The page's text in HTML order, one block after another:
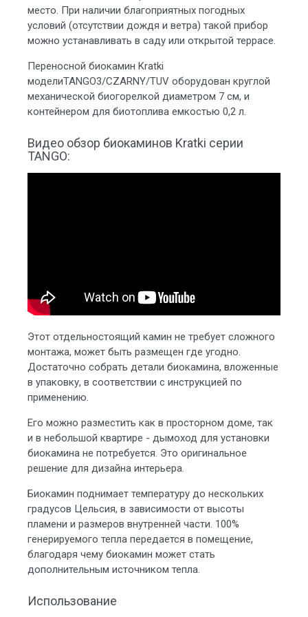
место. При наличии благоприятных погодных
условий (отсутствии дождя и ветра) такой прибор
можно устанавливать в саду или открытой террасе.
Переносной биокамин Kratki
моделиTANGO3/CZARNY/TUV оборудован круглой
механической биогорелкой диаметром 7 см, и
контейнером для биотоплива емкостью 0,2 л.
Видео обзор биокаминов Kratki серии
TANGO:
Этот отдельностоящий камин не требует сложного
монтажа, может быть размещен где угодно.
Достаточно собрать детали биокамина, вложенные
в упаковку, в соответствии с инструкцией по
применению.
Его можно разместить как в просторном доме, так
и в небольшой квартире - дымоход для установки
биокамина не потребуется. Это оригинальное
решение для дизайна интерьера.
Биокамин поднимает температуру до нескольких
градусов Цельсия, в зависимости от высоты
пламени и размеров внутренней части. 100%
генерируемого тепла передается в помещение,
благодаря чему биокамин может стать
дополнительным источником тепла.
Использование